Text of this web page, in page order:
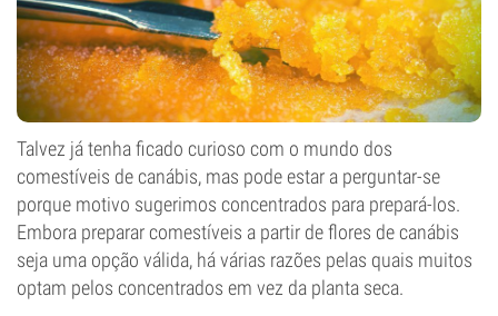
Talvez já tenha ficado curioso com o mundo dos
comestíveis de canábis, mas pode estar a perguntar-se
porque motivo sugerimos concentrados para prepará-los.
Embora preparar comestíveis a partir de flores de canábis
seja uma opção válida, há várias razões pelas quais muitos
optam pelos concentrados em vez da planta seca.